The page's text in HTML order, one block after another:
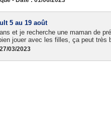
5 au 19 août
et je recherche une maman de
jouer avec les filles, ça peut très
03/2023